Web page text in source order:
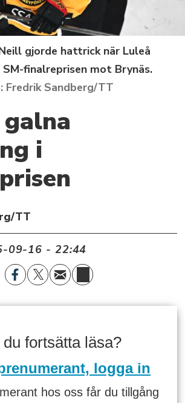
gjorde hattrick när Luleå
SM-finalreprisen mot Brynäs.
Fredrik Sandberg/TT
i
TT
09-16 - 22:44
fortsätta läsa?
logga in
hos oss får du tillgång